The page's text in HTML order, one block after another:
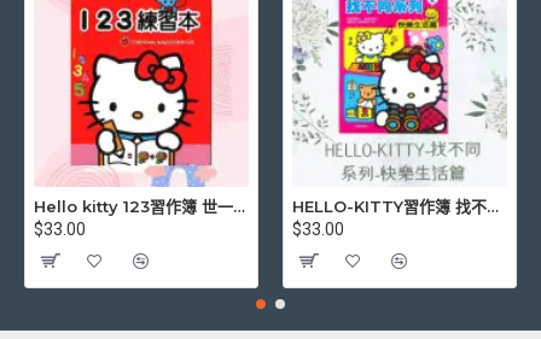
Hello kitty 123習作簿 世一文化 三麗鷗正版授權
$33.00
HELLO-KITTY習作簿 找不同系列-快樂生活篇
$33.00